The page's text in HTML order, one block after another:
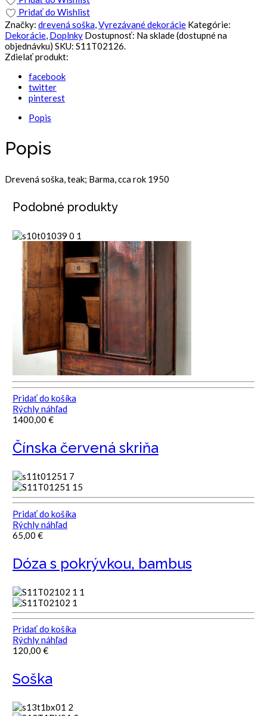
Pridať do Wishlist
Značky: drevená soška,Vyrezávané dekorácie Kategórie:
Dekorácie, Doplnky Dostupnosť: Na sklade (dostupné na
objednávku) SKU: S11T02126.
Zdielať produkt:
facebook
twitter
pinterest
Popis
Popis
Drevená soška, teak; Barma, cca rok 1950
Podobné produkty
Pridať do košíka
Rýchly náhľad
1400,00 €
Čínska červená skriňa
Pridať do košíka
Rýchly náhľad
65,00 €
Dóza s pokrývkou, bambus
Pridať do košíka
Rýchly náhľad
120,00 €
Soška